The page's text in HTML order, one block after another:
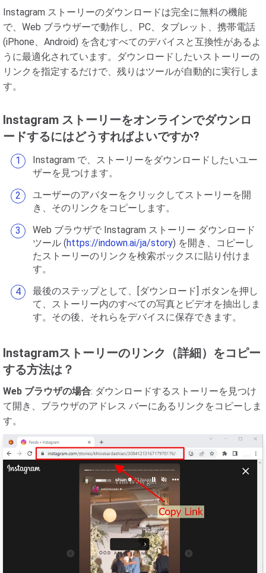
Instagram ストーリーのダウンロードは完全に無料の機能
で、Web ブラウザーで動作し、PC、タブレット、携帯電話
(iPhone、Android) を含むすべてのデバイスと互換性があるよ
うに最適化されています。ダウンロードしたいストーリーの
リンクを指定するだけで、残りはツールが自動的に実行しま
す。
Instagram ストーリーをオンラインでダウンロ
ードするにはどうすればよいですか?
Instagram で、ストーリーをダウンロードしたいユー
ザーを見つけます。
ユーザーのアバターをクリックしてストーリーを開
き、そのリンクをコピーします。
Web ブラウザで Instagram ストーリー ダウンロード
ツール (https://indown.ai/ja/story) を開き、コピーし
たストーリーのリンクを検索ボックスに貼り付けま
す。
最後のステップとして、[ダウンロード] ボタンを押し
て、ストーリー内のすべての写真とビデオを抽出しま
す。その後、それらをデバイスに保存できます。
Instagramストーリーのリンク（詳細）をコピー
する方法は？
Web ブラウザの場合: ダウンロードするストーリーを見つけ
て開き、ブラウザのアドレス バーにあるリンクをコピーしま
す。